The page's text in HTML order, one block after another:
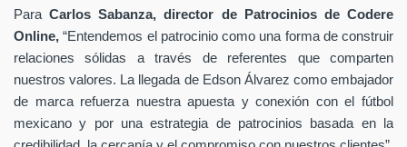
ParaCarlos Sabanza, director de Patrocinios de Codere
Online, “Entendemos el patrocinio como una forma de construir
relaciones sólidas a través de referentes que comparten
nuestros valores. La llegada de Edson Álvarez como embajador
de marca refuerza nuestra apuesta y conexión con el fútbol
mexicano y por una estrategia de patrocinios basada en la